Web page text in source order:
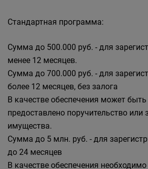
Стандартная программа:
Сумма до 500.000 руб. - для
менее 12 месяцев.
Сумма до 700.000 руб. - для
более 12 месяцев, без залога
В качестве обеспечения может быть
предоставлено поручительство или
имущества.
Сумма до 5 млн. руб. - для
до 24 месяцев
В качестве обеспечения необходимо